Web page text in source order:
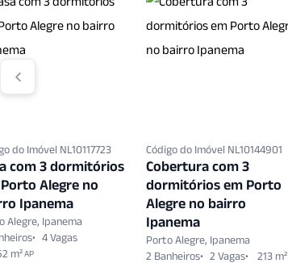
do Imóvel NL10117723
com 3 dormitórios
Alegre no
Ipanema
Alegre, Ipanema
4 Vagas
m²AP
Código do Imóvel NL10144901
Cobertura com 3
dormitórios em Porto
Alegre no bairro
Ipanema
Porto Alegre, Ipanema
2 Banheiros
2 Vagas 213 m²